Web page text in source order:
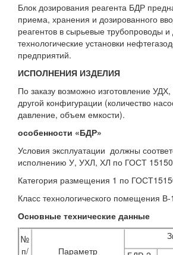
Блок дозирования реагента БДР
приема, хранения и дозированного
реагентов в сырьевые трубопроводы и
технологические установки
предприятий.
ИСПОЛНЕНИЯ ИЗДЕЛИЯ
По заказу возможно изготовление
другой конфигурации (количество
давление, объем емкости).
особенности «БДР»
Условия эксплуатации должны
исполнению У, УХЛ, ХЛ по ГОСТ
Категория размещения 1 по
Класс технологического помещения В-
Основные технические данные
№
п/
Параметр